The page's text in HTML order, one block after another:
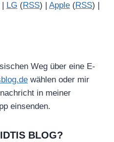
LG (RSS) | Apple (RSS) |
Weg über eine E-
wählen oder mir
in meiner
einsenden.
BLOG?